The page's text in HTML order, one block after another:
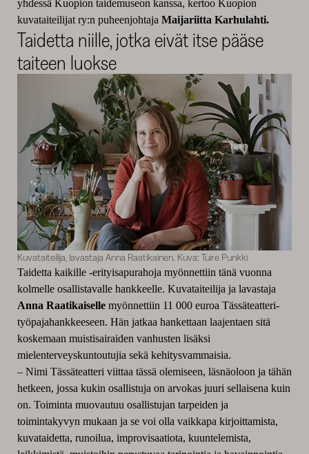
yhdessä Kuopion taidemuseon kanssa, kertoo Kuopion
kuvataiteilijat ry:n puheenjohtaja Maijariitta Karhulahti.
Taidetta niille, jotka eivät itse pääse
taiteen luokse
Kuvataiteilija, lavastaja Anna Raatikainen. Kuva: Tuire Punkki
Taidetta kaikille -erityisapurahoja myönnettiin tänä vuonna
kolmelle osallistavalle hankkeelle. Kuvataiteilija ja lavastaja
Anna Raatikaiselle myönnettiin 11 000 euroa Tässäteatteri-
työpajahankkeeseen. Hän jatkaa hankettaan laajentaen sitä
koskemaan muistisairaiden vanhusten lisäksi
mielenterveyskuntoutujia sekä kehitysvammaisia.
– Nimi Tässäteatteri viittaa tässä olemiseen, läsnäoloon ja tähän
hetkeen, jossa kukin osallistuja on arvokas juuri sellaisena kuin
on. Toiminta muovautuu osallistujan tarpeiden ja
toimintakyvyn mukaan ja se voi olla vaikkapa kirjoittamista,
kuvataidetta, runoilua, improvisaatiota, kuuntelemista,